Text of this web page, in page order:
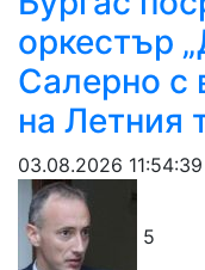
оркестър
Салерно с
на Летния
03.08.2026 11:54:39
5